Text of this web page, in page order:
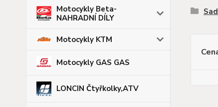
Motocykly Beta-
NAHRADNÍ DÍLY
Motocykly KTM
Motocykly GAS GAS
LONCIN Čtyřkolky,ATV